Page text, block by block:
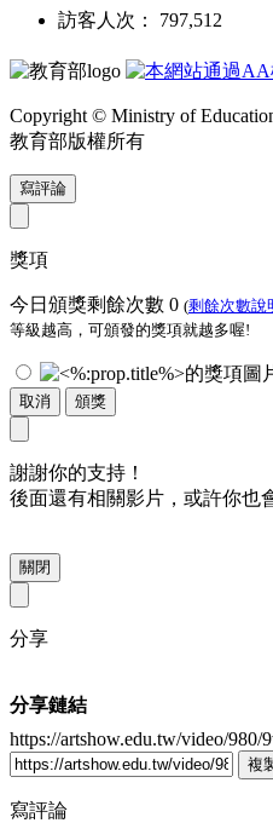
訪客人次： 797,512
Copyright © Ministry of
教育部版權所有
寫評論
獎項
今日頒獎剩餘次數 0 (剩餘次數說
等級越高，可頒發的獎項就越多喔!
取消 頒獎
謝謝你的支持！
後面還有相關影片，或許你也
關閉
分享
分享鏈結
https://artshow.edu.tw/video/980/
複
寫評論